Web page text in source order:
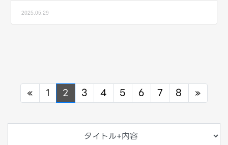
2025.05.29
« Previous
1 2 3 4 5 6 7 8 »